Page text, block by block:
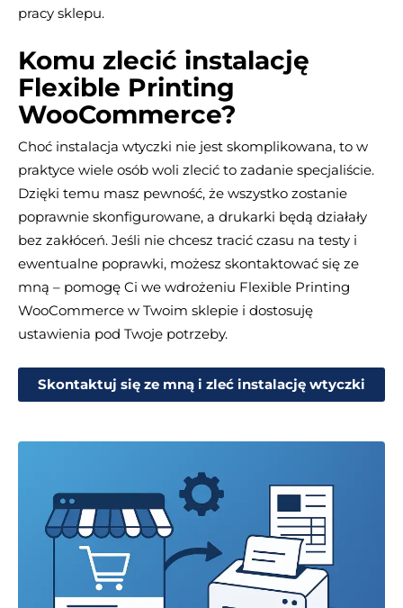
pracy sklepu.
Komu zlecić instalację
Flexible Printing
WooCommerce?
Choć instalacja wtyczki nie jest skomplikowana, to w
praktyce wiele osób woli zlecić to zadanie specjaliście.
Dzięki temu masz pewność, że wszystko zostanie
poprawnie skonfigurowane, a drukarki będą działały
bez zakłóceń. Jeśli nie chcesz tracić czasu na testy i
ewentualne poprawki, możesz skontaktować się ze
mną – pomogę Ci we wdrożeniu Flexible Printing
WooCommerce w Twoim sklepie i dostosuję
ustawienia pod Twoje potrzeby.
Skontaktuj się ze mną i zleć instalację wtyczki